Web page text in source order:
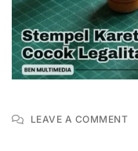
LEAVE A COMMENTON